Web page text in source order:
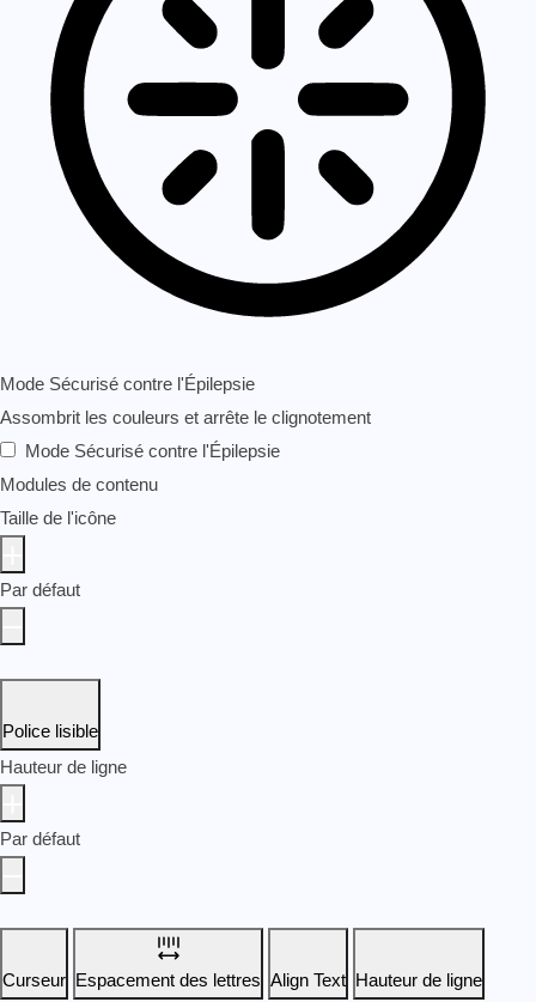
Mode Sécurisé contre l'Épilepsie
Assombrit les couleurs et arrête le clignotement
Mode Sécurisé contre l'Épilepsie
Modules de contenu
Taille de l'icône
Par défaut
Police lisible
Hauteur de ligne
Par défaut
Curseur Espacement des lettres Align Text Hauteur de ligne